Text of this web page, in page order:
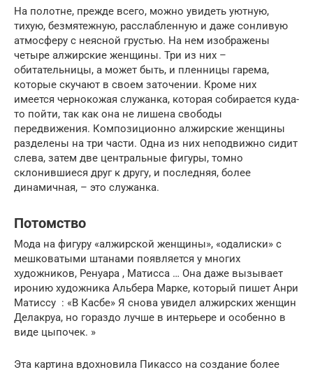
На полотне, прежде всего, можно увидеть уютную,
тихую, безмятежную, расслабленную и даже сонливую
атмосферу с неясной грустью. На нем изображены
четыре алжирские женщины. Три из них –
обитательницы, а может быть, и пленницы гарема,
которые скучают в своем заточении. Кроме них
имеется чернокожая служанка, которая собирается куда-
то пойти, так как она не лишена свободы
передвижения. Композиционно алжирские женщины
разделены на три части. Одна из них неподвижно сидит
слева, затем две центральные фигуры, томно
склонившиеся друг к другу, и последняя, более
динамичная, – это служанка.
Потомство
Мода на фигуру «алжирской женщины», «одалиски» с
мешковатыми штанами появляется у многих
художников, Ренуара , Матисса … Она даже вызывает
иронию художника Альбера Марке, который пишет Анри
Матиссу : «В Касбе» Я снова увидел алжирских женщин
Делакруа, но гораздо лучше в интерьере и особенно в
виде цыпочек. »
Эта картина вдохновила Пикассо на создание более